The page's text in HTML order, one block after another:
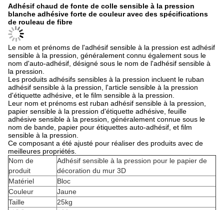
Adhésif chaud de fonte de colle sensible à la pression
blanche adhésive forte de couleur avec des spécifications
de rouleau de fibre
Le nom et prénoms de l'adhésif sensible à la pression est adhésif
sensible à la pression, généralement connu également sous le
nom d'auto-adhésif, désigné sous le nom de l'adhésif sensible à
la pression.
Les produits adhésifs sensibles à la pression incluent le ruban
adhésif sensible à la pression, l'article sensible à la pression
d'étiquette adhésive, et le film sensible à la pression.
Leur nom et prénoms est ruban adhésif sensible à la pression,
papier sensible à la pression d'étiquette adhésive, feuille
adhésive sensible à la pression, généralement connue sous le
nom de bande, papier pour étiquettes auto-adhésif, et film
sensible à la pression.
Ce composant a été ajusté pour réaliser des produits avec de
meilleures propriétés.
Nom de
produit
Adhésif sensible à la pression pour le papier de
décoration du mur 3D
Matériel
Bloc
Couleur
Jaune
Taille
25kg